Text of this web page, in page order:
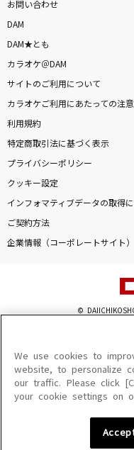
お問い合わせ
DAM
DAM★とも
カラオケ＠DAM
サイトのご利用について
カラオケご利用にあたっての注
利用規約
特定商取引法に基づく表示
プライバシーポリシー
クッキー設定
インフォマティブデータの取得
ご契約方法
企業情報（コーポレートサイト）
©
このサイトに掲載されている一切
を問わず、著作権法の定める範囲
を禁じます。
楽曲及びコンテンツは、機種によ
楽曲及びコンテンツの配信日、配
We use cookies to
website, to personalize
our traffic. Please click
your cookie settings on